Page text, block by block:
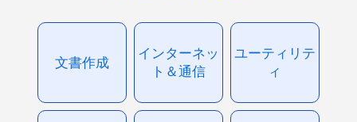
文書作成
インターネッ
ト＆通信
ユーティリテ
ィ